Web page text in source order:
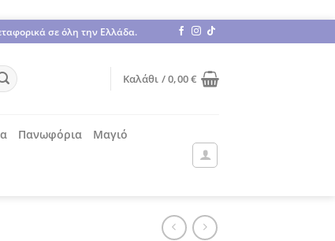
σε όλη την Ελλάδα.
Καλάθι /0,00€
Πανωφόρια Μαγιό